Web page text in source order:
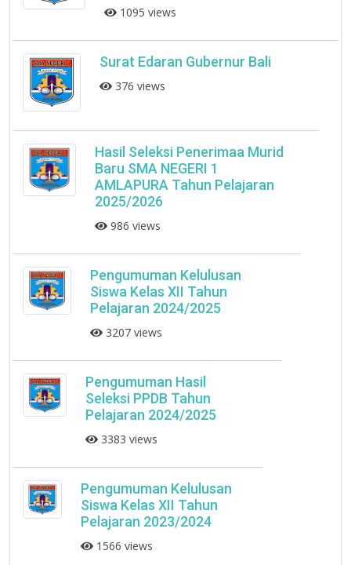
1095 views
Surat Edaran Gubernur Bali
376 views
Hasil Seleksi Penerimaa Murid
Baru SMA NEGERI 1
AMLAPURA Tahun Pelajaran
2025/2026
986 views
Pengumuman Kelulusan
Siswa Kelas XII Tahun
Pelajaran 2024/2025
3207 views
Pengumuman Hasil
Seleksi PPDB Tahun
Pelajaran 2024/2025
3383 views
Pengumuman Kelulusan
Siswa Kelas XII Tahun
Pelajaran 2023/2024
1566 views